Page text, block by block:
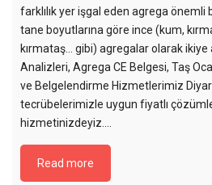
farklılık yer işgal eden agrega
tane boyutlarına göre ince (kum,
kırmataş… gibi) agregalar olarak ikiye
Analizleri, Agrega CE Belgesi, Taş
ve Belgelendirme Hizmetlerimiz
tecrübelerimizle uygun fiyatlı
hizmetinizdeyiz....
Read more